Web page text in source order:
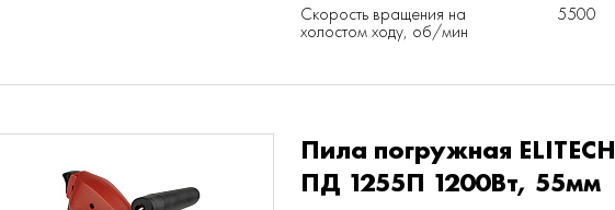
Скорость вращения на
холостом ходу, об/мин
5500
Пила погружная ELITECH
ПД 1255П 1200Вт, 55мм